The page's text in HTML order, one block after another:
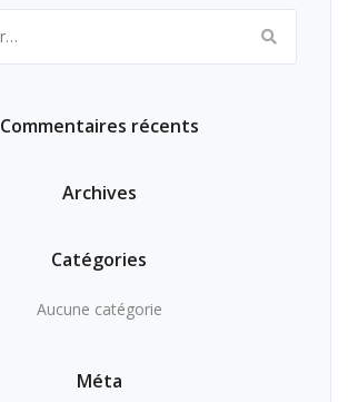
Commentaires récents
Archives
Catégories
Aucune catégorie
Méta